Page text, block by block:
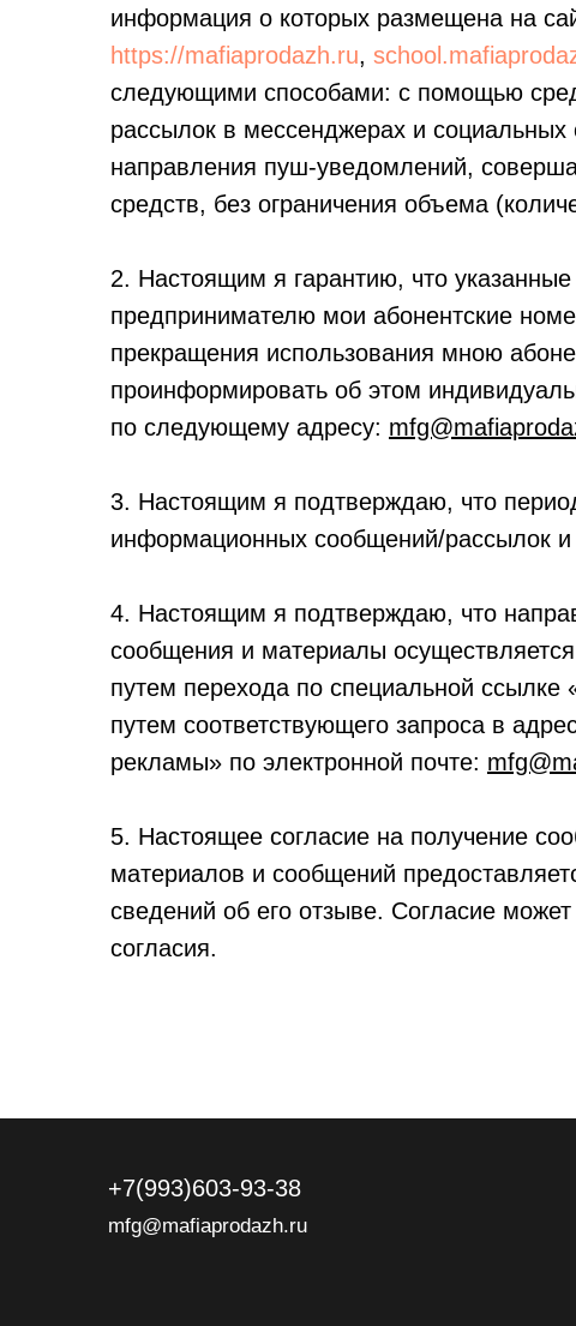
информация о которых размещена на
https://mafiaprodazh.ru,
следующими способами: с помощью
рассылок в мессенджерах и социальных
направления пуш-уведомлений,
средств, без ограничения объема
2. Настоящим я гарантию, что
предпринимателю мои абонентские
прекращения использования мною
проинформировать об этом
по следующему адресу:
3. Настоящим я подтверждаю, что
информационных сообщений/рассылок
4. Настоящим я подтверждаю, что
сообщения и материалы
путем перехода по специальной
путем соответствующего запроса в
рекламы» по электронной почте:
5. Настоящее согласие на получение
материалов и сообщений
сведений об его отзыве. Согласие
согласия.
Сведения об образовательной организации